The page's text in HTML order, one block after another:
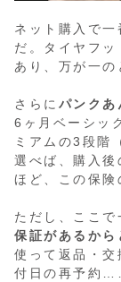
ネット購入で一
だ。タイヤフッ
あり、万が一の
さらに パンクあ
6ヶ月ベーシッ
ミアムの3段階
選べば、購入
ほど、この保険
ただし、ここで
保証があるから
使って返品・交
付日の再予約